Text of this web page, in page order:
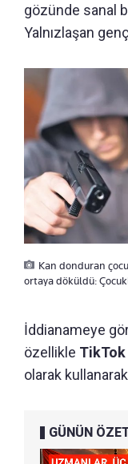
gözünde sanal
Yalnızlaşan
Kan donduran
ortaya döküldü:
İddianameye
özellikle TikTok
olarak
GÜNÜN